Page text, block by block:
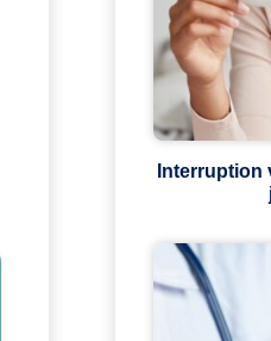
Interruption